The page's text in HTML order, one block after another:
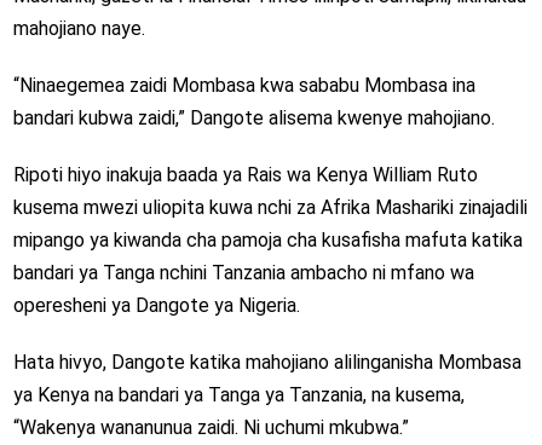
mahojiano naye.
“Ninaegemea zaidi Mombasa kwa sababu Mombasa ina
bandari kubwa zaidi,” Dangote alisema kwenye mahojiano.
Ripoti hiyo inakuja baada ya Rais wa Kenya William Ruto
kusema mwezi uliopita kuwa nchi za Afrika Mashariki zinajadili
mipango ya kiwanda cha pamoja cha kusafisha mafuta katika
bandari ya Tanga nchini Tanzania ambacho ni mfano wa
operesheni ya Dangote ya Nigeria.
Hata hivyo, Dangote katika mahojiano alilinganisha Mombasa
ya Kenya na bandari ya Tanga ya Tanzania, na kusema,
“Wakenya wananunua zaidi. Ni uchumi mkubwa.”